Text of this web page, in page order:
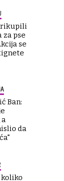
za pse
se
Ban:
da
koliko